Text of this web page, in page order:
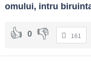
omului, intru
0 161